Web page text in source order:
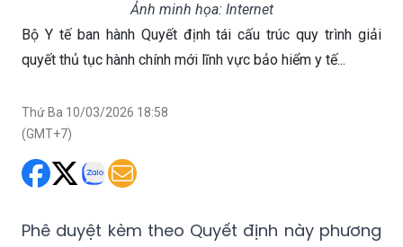
Ảnh minh họa: Internet
Bộ Y tế ban hành Quyết định tái cấu trúc quy trình giải
quyết thủ tục hành chính mới lĩnh vực bảo hiểm y tế...
Thứ Ba 10/03/2026 18:58
(GMT+7)
Phê duyệt kèm theo Quyết định này phương